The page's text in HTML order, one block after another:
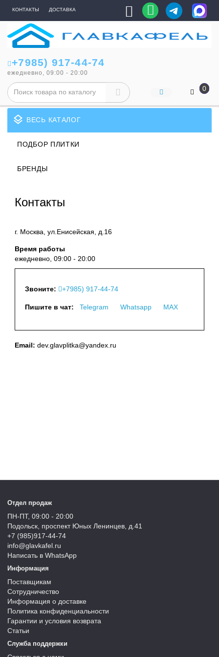
КОНТАКТЫ ДОСТАВКА
+7985) 917-44-74
ежедневно, 09:00 - 20:00
0
layers ВЕСЬ КАТАЛОГ
ПОДБОР ПЛИТКИ
БРЕНДЫ
Контакты
г. Москва, ул.Енисейская, д.16
Время работы
ежедневно, 09:00 - 20:00
Звоните: +7985) 917-44-74
Пишите в чат: Telegram Whatsapp MAX
Email: dev.glavplitka@yandex.ru
Отдел продаж
ПН-ПТ, 09:00 - 20:00
Подольск, проспект Юных Ленинцев, д.41
+7 (985)917-44-74
info@glavkafel.ru
Написать в WhatsApp
Информация
Поставщикам
Сотрудничество
Информация о доставке
Политика конфиденциальности
Гарантии и условия возврата
Статьи
Служба поддержки